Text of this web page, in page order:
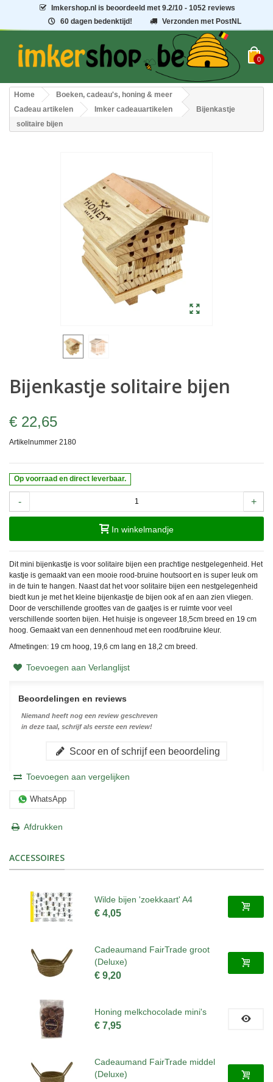
Imkershop.nl is beoordeeld met9.2/10 - 1052 reviews
60 dagen bedenktijd!
Verzonden met PostNL
0
Home
Boeken, cadeau's, honing & meer
Cadeau artikelen
Imker cadeauartikelen
Bijenkastje
solitaire bijen
Bijenkastje solitaire bijen
€ 22,65
Artikelnummer 2180
Op voorraad en direct leverbaar.
- +
In winkelmandje
Dit mini bijenkastje is voor solitaire bijen een prachtige nestgelegenheid. Het
kastje is gemaakt van een mooie rood-bruine houtsoort en is super leuk om
in de tuin te hangen. Naast dat het voor solitaire bijen een nestgelegenheid
biedt kun je met het kleine bijenkastje de bijen ook af en aan zien vliegen.
Door de verschillende groottes van de gaatjes is er ruimte voor veel
verschillende soorten bijen. Het huisje is ongeveer 18,5cm breed en 19 cm
hoog. Gemaakt van een dennenhoud met een rood/bruine kleur.
Afmetingen: 19 cm hoog, 19,6 cm lang en 18,2 cm breed.
Toevoegen aan Verlanglijst
Beoordelingen en reviews
Niemand heeft nog een review geschreven
in deze taal, schrijf als eerste een review!
Scoor en of schrijf een beoordeling
Toevoegen aan vergelijken
WhatsApp
Afdrukken
ACCESSOIRES
Wilde bijen 'zoekkaart' A4
€ 4,05
Cadeaumand FairTrade groot
(Deluxe)
€ 9,20
Honing melkchocolade mini's
€ 7,95
Cadeaumand FairTrade middel
(Deluxe)